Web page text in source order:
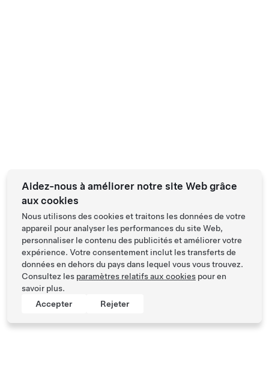
Aidez-nous à améliorer notre site Web grâce
aux cookies
Nous utilisons des cookies et traitons les données de votre
appareil pour analyser les performances du site Web,
personnaliser le contenu des publicités et améliorer votre
expérience. Votre consentement inclut les transferts de
données en dehors du pays dans lequel vous vous trouvez.
Consultez les paramètres relatifs aux cookies pour en
savoir plus.
Accepter
Rejeter